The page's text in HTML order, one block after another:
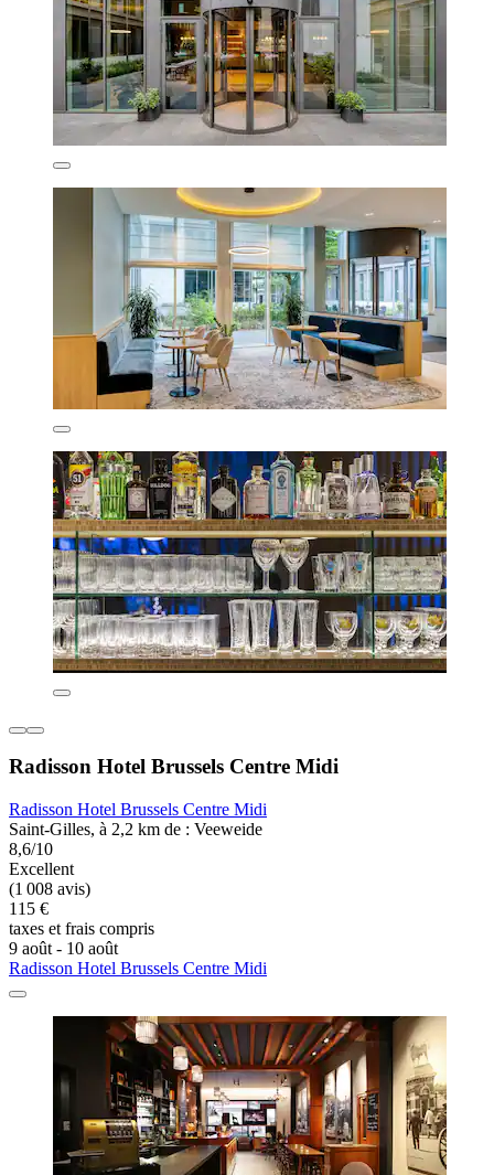
Radisson Hotel Brussels Centre Midi
Radisson Hotel Brussels Centre Midi
Saint-Gilles, à 2,2 km de : Veeweide
8,6/10
Excellent
(1 008 avis)
115 €
taxes et frais compris
9 août - 10 août
Radisson Hotel Brussels Centre Midi